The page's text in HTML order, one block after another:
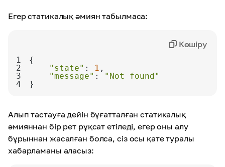
Егер статикалық әмиян табылмаса:
1
2
"state" : 1
3
"message" :
"Not found"
4
}
Көшіру
Алып тастауға дейін бұғатталған статикалық
әмияннан бір рет рұқсат етіледі, егер оны алу
бұрыннан жасалған болса, сіз осы қате туралы
хабарламаны аласыз: